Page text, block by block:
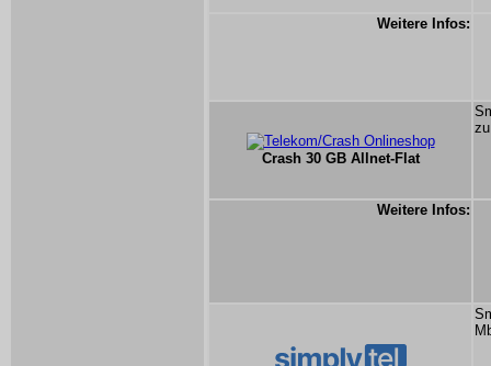
Weitere Infos:
Crash 30 GB Allnet-Flat
Weitere Infos: